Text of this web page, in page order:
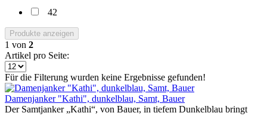
42
Produkte anzeigen
1 von 2
Artikel pro Seite:
Für die Filterung wurden keine Ergebnisse gefunden!
Damenjanker "Kathi", dunkelblau, Samt, Bauer
Der Samtjanker „Kathi“, von Bauer, in tiefem Dunkelblau bringt